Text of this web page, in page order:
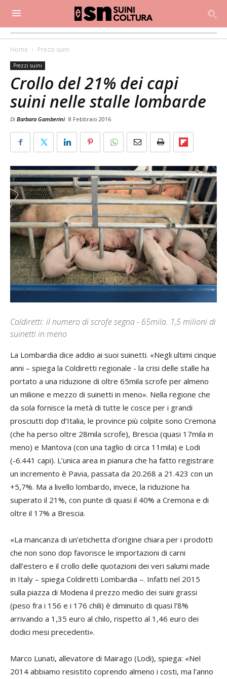
Home Prezzi suini
Prezzi suini
Crollo del 21% dei capi
suini nelle stalle lombarde
Di Barbara Gamberini 8 Febbraio 2016
Coldiretti: il numero di scrofe segna - 65mila. 1,5 milioni di
suinetti in meno
La Lombardia dice addio ai suoi suinetti. «Negli ultimi cinque
anni – spiega la Coldiretti regionale - la crisi delle stalle ha
portato a una riduzione di oltre 65mila scrofe per almeno
un milione e mezzo di suinetti in meno». Nella regione che
da sola fornisce la metà di tutte le cosce per i grandi
prosciutti dop d’Italia, le province più colpite sono Cremona
(che ha perso oltre 28mila scrofe), Brescia (quasi 17mila in
meno) e Mantova (con una taglio di circa 11mila) e Lodi
(-6.441 capi). L’unica area in pianura che ha fatto registrare
un incremento è Pavia, passata da 20.268 a 21.423 con un
+5,7%. Ma a livello lombardo, invece, la riduzione ha
superato il 21%, con punte di quasi il 40% a Cremona e di
oltre il 17% a Brescia.
«La mancanza di un’etichetta d’origine chiara per i prodotti
che non sono dop favorisce le importazioni di carni
dall’estero e il crollo delle quotazioni dei veri salumi made
in Italy – spiega Coldiretti Lombardia –. Infatti nel 2015
sulla piazza di Modena il prezzo medio dei suini grassi
(peso fra i 156 e i 176 chili) è diminuito di quasi l’8%
arrivando a 1,35 euro al chilo, rispetto al 1,46 euro dei
dodici mesi precedenti».
Marco Lunati, allevatore di Mairago (Lodi), spiega: «Nel
2014 abbiamo resistito coprendo almeno i costi, ma l’anno